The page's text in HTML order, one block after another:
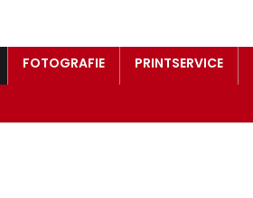
FOTOGRAFIE PRINTSERVICE